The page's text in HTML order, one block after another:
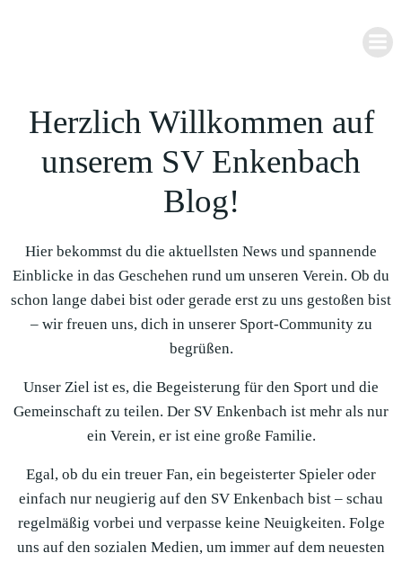
Herzlich Willkommen auf
unserem SV Enkenbach
Blog!
Hier bekommst du die aktuellsten News und spannende
Einblicke in das Geschehen rund um unseren Verein. Ob du
schon lange dabei bist oder gerade erst zu uns gestoßen bist
– wir freuen uns, dich in unserer Sport-Community zu
begrüßen.
Unser Ziel ist es, die Begeisterung für den Sport und die
Gemeinschaft zu teilen. Der SV Enkenbach ist mehr als nur
ein Verein, er ist eine große Familie.
Egal, ob du ein treuer Fan, ein begeisterter Spieler oder
einfach nur neugierig auf den SV Enkenbach bist – schau
regelmäßig vorbei und verpasse keine Neuigkeiten. Folge
uns auf den sozialen Medien, um immer auf dem neuesten